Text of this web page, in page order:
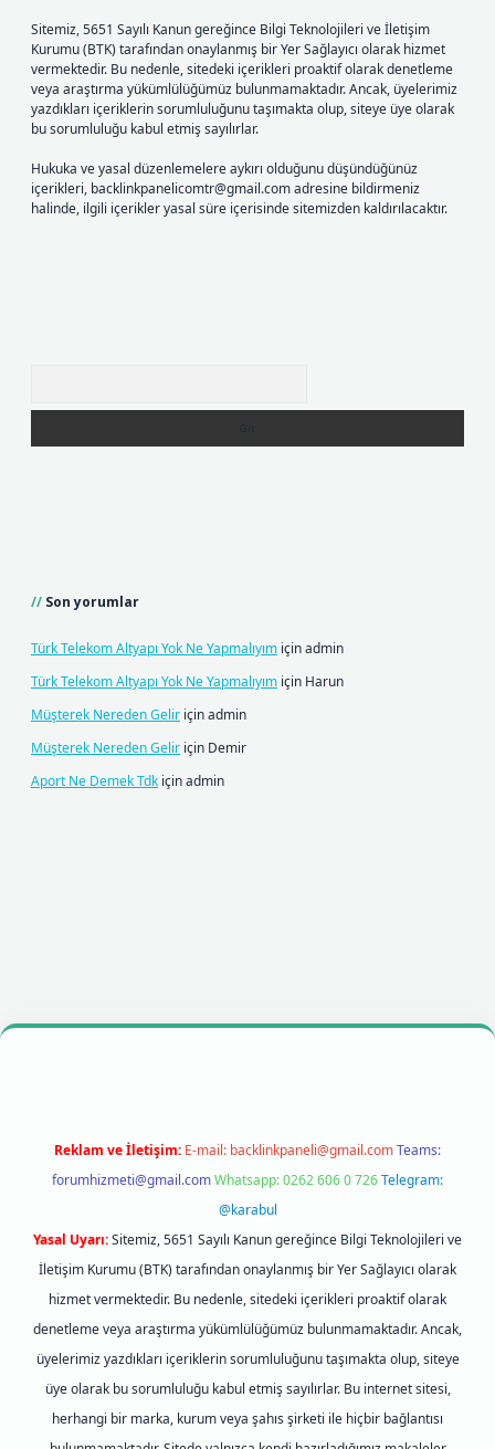
Sitemiz, 5651 Sayılı Kanun gereğince Bilgi Teknolojileri ve İletişim
Kurumu (BTK) tarafından onaylanmış bir Yer Sağlayıcı olarak hizmet
vermektedir. Bu nedenle, sitedeki içerikleri proaktif olarak denetleme
veya araştırma yükümlülüğümüz bulunmamaktadır. Ancak, üyelerimiz
yazdıkları içeriklerin sorumluluğunu taşımakta olup, siteye üye olarak
bu sorumluluğu kabul etmiş sayılırlar.
Hukuka ve yasal düzenlemelere aykırı olduğunu düşündüğünüz
içerikleri, backlinkpanelicomtr@gmail.comadresine bildirmeniz
halinde, ilgili içerikler yasal süre içerisinde sitemizden kaldırılacaktır.
Son yorumlar
Türk Telekom Altyapı Yok Ne Yapmalıyım içinadmin
Türk Telekom Altyapı Yok Ne Yapmalıyım için Harun
Müşterek Nereden Gelir içinadmin
Müşterek Nereden Gelir için Demir
Aport Ne Demek Tdk içinadmin
Reklam ve İletişim: E-mail: backlinkpaneli@gmail.comTeams:
forumhizmeti@gmail.comWhatsapp: 0262 606 0 726Telegram:
@karabul
Yasal Uyarı:Sitemiz, 5651 Sayılı Kanun gereğince Bilgi Teknolojileri ve
İletişim Kurumu (BTK) tarafından onaylanmış bir Yer Sağlayıcı olarak
hizmet vermektedir. Bu nedenle, sitedeki içerikleri proaktif olarak
denetleme veya araştırma yükümlülüğümüz bulunmamaktadır. Ancak,
üyelerimiz yazdıkları içeriklerin sorumluluğunu taşımakta olup, siteye
üye olarak bu sorumluluğu kabul etmiş sayılırlar. Bu internet sitesi,
herhangi bir marka, kurum veya şahıs şirketi ile hiçbir bağlantısı